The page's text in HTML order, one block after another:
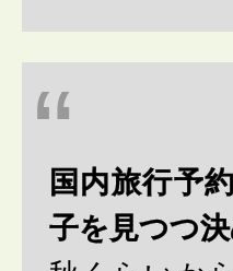
国内旅行予
子を見つつ